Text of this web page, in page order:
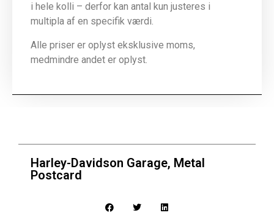
i hele kolli – derfor kan antal kun justeres i
multipla af en specifik værdi.
Alle priser er oplyst eksklusive moms,
medmindre andet er oplyst.
Harley-Davidson Garage, Metal
Postcard